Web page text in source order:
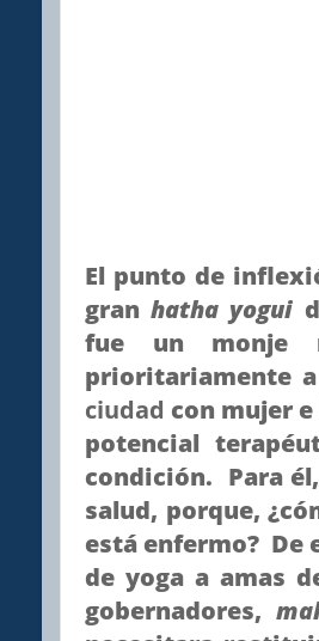
El punto de
granhatha yogui
fue un monje
prioritariamente
ciudad con mujer
potencial
condición. Para
salud, porque,
está enfermo? De
de yoga a amas
gobernadores,